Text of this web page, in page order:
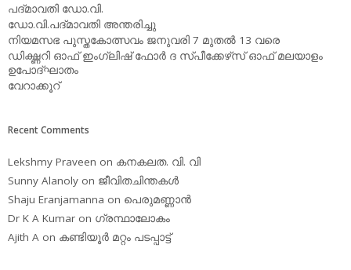
പദ്മാവതി ഡോ.വി.
ഡോ.വി.പദ്മാവതി അന്തരിച്ചു
നിയമസഭ പുസ്തകോത്സവം ജനുവരി 7 മുതല്‍ 13 വരെ
ഡിക്ഷ്ണറി ഓഫ് ഇംഗ്ലിഷ് ഫോര്‍ ദ സ്പീക്കേഴ്‌സ് ഓഫ് മലയാളം
ഉപോദ്ഘാതം
വേറാക്കൂറ്
Recent Comments
Lekshmy Praveen on കനകലത. വി. വി
Sunny Alanoly on ജീവിതചിന്തകള്‍
Shaju Eranjamanna on പെരുമണ്ണാന്‍
Dr K A Kumar on ഗ്രന്ഥാലോകം
Ajith A on കണ്ടിയൂര്‍ മറ്റം പടപ്പാട്ട്‌